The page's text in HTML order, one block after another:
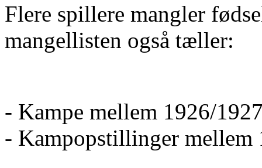
Flere spillere mangler
mangellisten også tæller:
- Kampe mellem 1926/
- Kampopstillinger mellem